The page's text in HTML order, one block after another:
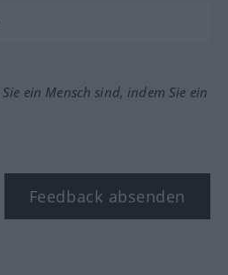
ein Mensch sind, indem Sie ein
Feedback absenden